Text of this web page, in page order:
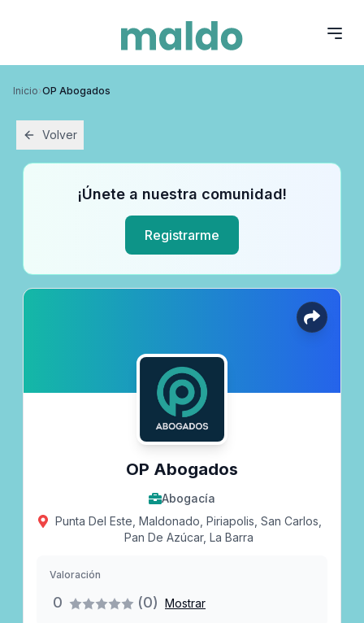
Inicio›OP Abogados
Volver
¡Únete a nuestra comunidad!
Registrarme
OP Abogados
Abogacía
Punta Del Este, Maldonado, Piriapolis, San Carlos,
Pan De Azúcar, La Barra
Valoración
0 (0) Mostrar